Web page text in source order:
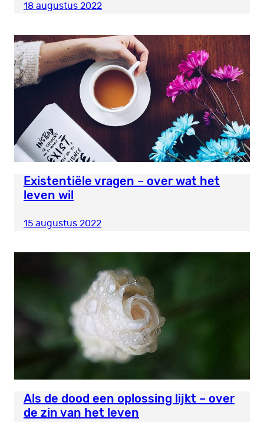
18 augustus 2022
Existentiële vragen – over wat het
leven wil
15 augustus 2022
Als de dood een oplossing lijkt – over
de zin van het leven